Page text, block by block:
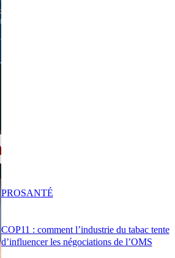
COP11 : comment l’industrie du tabac tente
d’influencer les négociations de l’OMS
PROSANTÉ